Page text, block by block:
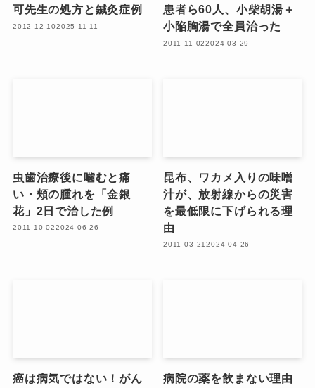
可先生の処方と鍼灸症例
2012-12-102025-11-11
患者ら60人、小柴胡湯＋
小陥胸湯で全員治った
2011-11-022024-03-29
虫歯治療後に噛むと痛
い・頬の腫れを「金銀
花」2日で治した例
2011-10-022024-06-26
昆布、ワカメ入りの味噌
汁が、放射線からの災害
を最低限に下げられる理
由
2011-03-212024-04-26
癌は病気ではない！がん
病院の薬を飲まない理由